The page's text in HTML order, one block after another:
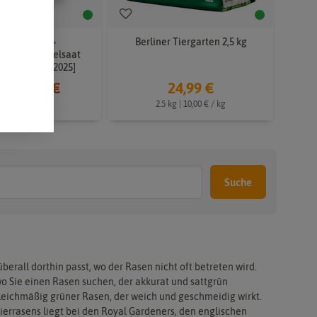
Zier +
Mantelsaat
[MHD 12/2025]
18,50 €
Berliner Tiergarten 2,5 kg
24,99 €
2.5 kg | 10,00 € / kg
Suche
dorthin passt, wo der Rasen nicht oft betreten wird.
Sie einen Rasen suchen, der akkurat und sattgrün
grüner Rasen, der weich und geschmeidig wirkt.
liegt bei den Royal Gardeners, den englischen